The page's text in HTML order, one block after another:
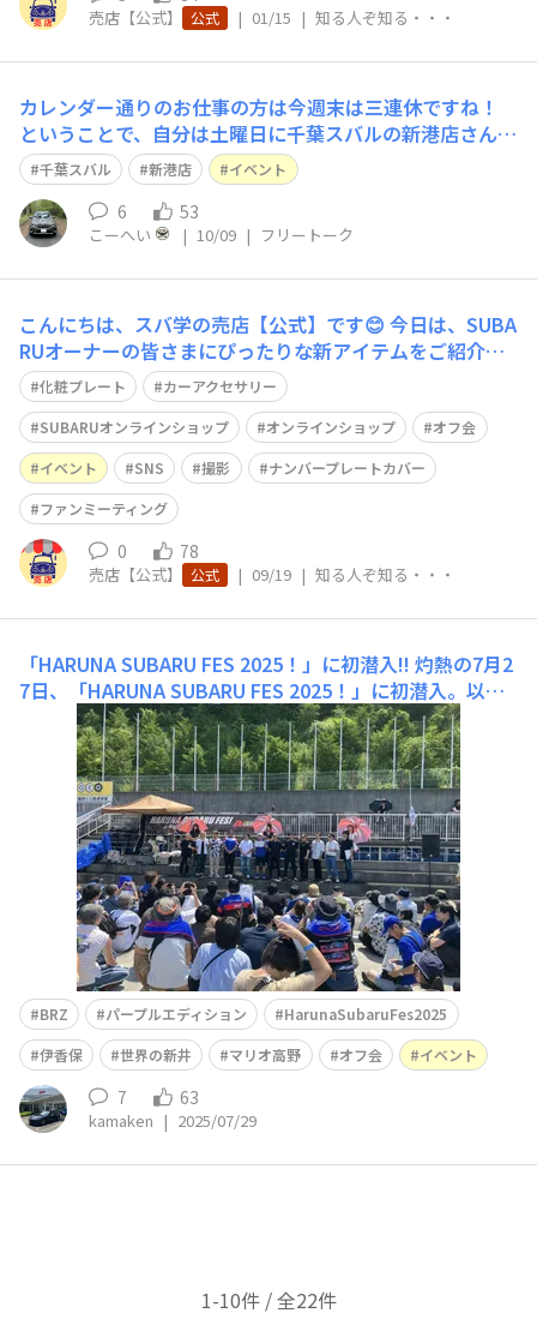
売店【公式】 公式 | 01/15 | 知る人ぞ知る・・・
カレンダー通りのお仕事の方は今週末は三連休ですね！
ということで、自分は土曜日に千葉スバルの新港店さんの
イベントに行き、その後太田市に向かいます。 太田市に
行くのも日曜日のイベントに参加するためなのですが、楽
しみです。 土曜日は午後一まで予定があり、神奈川の南
端から向かうので千葉スバルさん着は夕方
千葉スバル 新港店 イベント
6 53
こーへい | 10/09 | フリートーク
こんにちは、スバ学の売店【公式】です😊 今日は、SUBA
RUオーナーの皆さまにぴったりな新アイテムをご紹介し
ます！ 🚗✨撮影・イベントで大活躍の化粧プレートが、S
UBARU公式の「ナンバープレートカバー」 として登場し
ました！✨🚗 オフ会やSNS用に撮影、イベントなどで
「ナンバーを隠したい…でも
化粧プレート
カーアクセサリー
SUBARUオンラインショップ
オンラインショップ
オフ会
イベント
SNS 撮影
ナンバープレートカバー
ファンミーティング
0 78
売店【公式】 公式 | 09/19 | 知る人ぞ知る・・・
「HARUNA SUBARU FES 2025！」に初潜入!! 灼熱の7月2
7日、「HARUNA SUBARU FES 2025！」に初潜入。以前
のオフ会で知り合った福島県からのWRX(VAB)オーナーさ
んと一緒にイベント会場となる伊香保スケートリンクへ突
入です。レアな車種から往年の名車までズラリ揃った600
台のSUBARU車は圧巻ラリーチャンピオン「世界の新井
BRZ パープルエディション
HarunaSubaruFes2025
伊香保
世界の新井 マリオ高野 オフ会 イベント
7 63
kamaken | 2025/07/29
1-10件 / 全22件